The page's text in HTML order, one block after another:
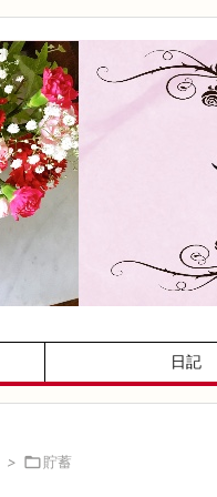
日記
> 貯蓄